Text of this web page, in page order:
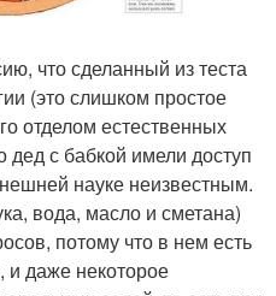
что сделанный из теста
(это слишком простое
отделом естественных
дед с бабкой имели доступ
науке неизвестным.
вода, масло и сметана)
потому что в нем есть
и даже некоторое